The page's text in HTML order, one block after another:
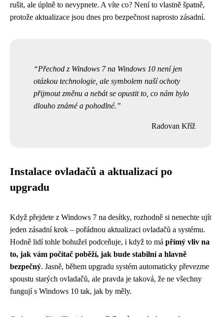
rušit, ale úplně to nevypnete. A víte co? Není to vlastně špatně,
protože aktualizace jsou dnes pro bezpečnost naprosto zásadní.
Přechod z Windows 7 na Windows 10 není jen
otázkou technologie, ale symbolem naší ochoty
přijmout změnu a nebát se opustit to, co nám bylo
dlouho známé a pohodlné.
Radovan Kříž
Instalace ovladačů a aktualizací po
upgradu
Když přejdete z Windows 7 na desítky, rozhodně si nenechte ujít
jeden zásadní krok – pořádnou aktualizaci ovladačů a systému.
Hodně lidí tohle bohužel podceňuje, i když to má přímý vliv na
to, jak vám počítač poběží, jak bude stabilní a hlavně
bezpečný. Jasně, během upgradu systém automaticky převezme
spoustu starých ovladačů, ale pravda je taková, že ne všechny
fungují s Windows 10 tak, jak by měly.